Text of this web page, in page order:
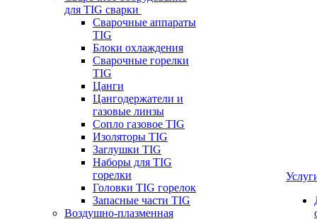
для TIG сварки
Сварочные аппараты
TIG
Блоки охлаждения
Сварочные горелки
TIG
Цанги
Цангодержатели и
газовые линзы
Сопло газовое TIG
Изоляторы TIG
Заглушки TIG
Наборы для TIG
горелки
Головки TIG горелок
Запасные части TIG
Воздушно-плазменная